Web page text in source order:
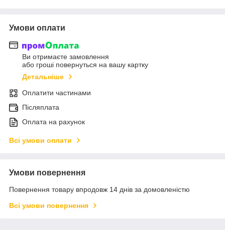
Умови оплати
Ви отримаєте замовлення
або гроші повернуться на вашу картку
Детальніше
Оплатити частинами
Післяплата
Оплата на рахунок
Всі умови оплати
Умови повернення
Повернення товару впродовж 14 днів за домовленістю
Всі умови повернення